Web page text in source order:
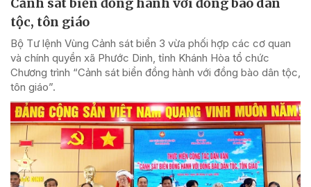
tộc, tôn giáo
Bộ Tư lệnh Vùng Cảnh sát biển 3 vừa phối hợp các cơ quan
và chính quyền xã Phước Dinh, tỉnh Khánh Hòa tổ chức
Chương trình “Cảnh sát biển đồng hành với đồng bào dân tộc,
tôn giáo”.